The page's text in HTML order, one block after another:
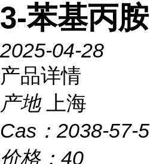
3-苯基丙胺
2025-04-28
产品详情
产地
上海
Cas： 2038-57-5
价格： 40